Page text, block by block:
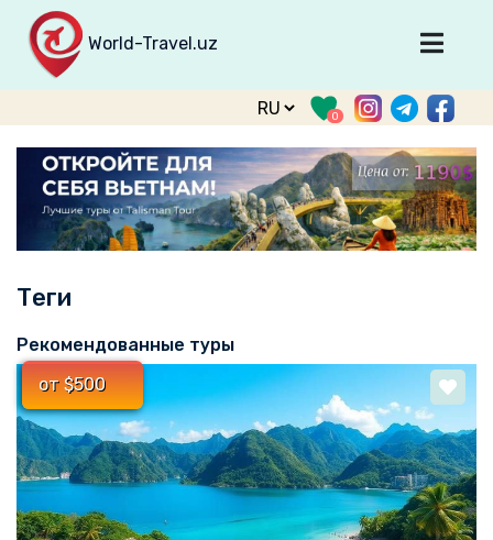
World-Travel.uz
Главная
Направления
Туры
Тур. фирмы
Табло прилета
Войти
Зарегистрироваться
support@world-travel.uz
0
Теги
Рекомендованные туры
от $500